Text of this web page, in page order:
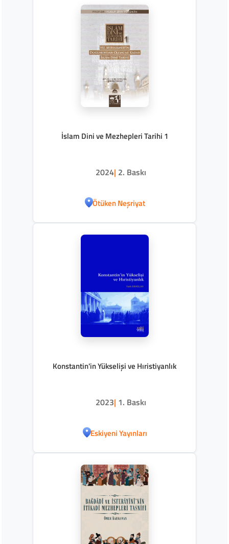
İslam Dini ve Mezhepleri Tarihi 1
2024| 2. Baskı
Ötüken Neşriyat
Konstantin'in Yükselişi ve Hıristiyanlık
2023| 1. Baskı
Eskiyeni Yayınları